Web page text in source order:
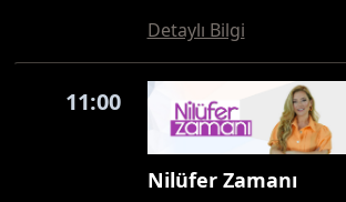
Detaylı Bilgi
11:00
Nilüfer Zamanı